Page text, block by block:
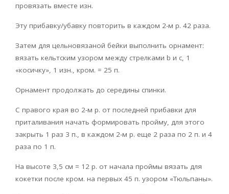
провязать вместе изн.
Эту прибавку/убавку повторить в каждом 2-м р. 42 раза.
Затем для цельновязаной бейки выполнить орнамент:
вязать кельтским узором между стрелками b и c, 1
«косичку», 1 изн., кром. = 25 п.
Орнамент продолжать до середины спинки.
С правого края во 2-м р. от последней прибавки для
приталивания начать формировать пройму, для этого
закрыть 1 раз 3 п., в каждом 2-м р. еще 2 раза по 2 п. и 4
раза по 1 п.
На высоте 3,5 см = 12 р. от начала проймы вязать для
кокетки после кром. на первых 45 п. узором «Тюльпаны».